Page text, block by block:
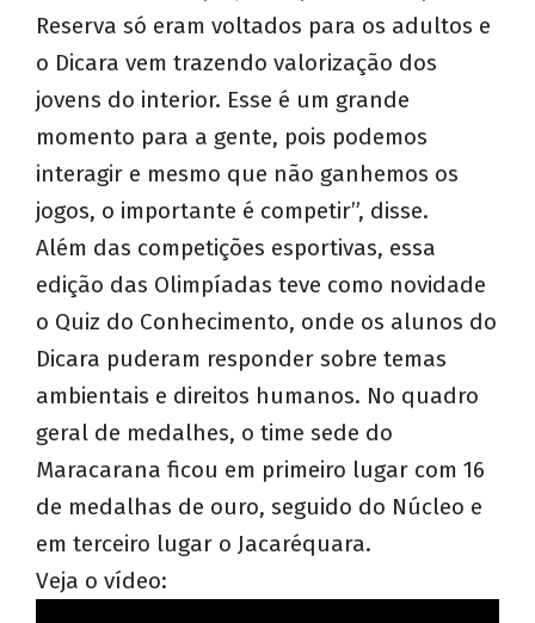
Reserva só eram voltados para os adultos e
o Dicara vem trazendo valorização dos
jovens do interior. Esse é um grande
momento para a gente, pois podemos
interagir e mesmo que não ganhemos os
jogos, o importante é competir”, disse.
Além das competições esportivas, essa
edição das Olimpíadas teve como novidade
o Quiz do Conhecimento, onde os alunos do
Dicara puderam responder sobre temas
ambientais e direitos humanos. No quadro
geral de medalhes, o time sede do
Maracarana ficou em primeiro lugar com 16
de medalhas de ouro, seguido do Núcleo e
em terceiro lugar o Jacaréquara.
Veja o vídeo: